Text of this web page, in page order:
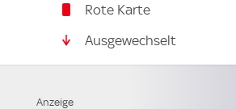
Rote Karte
Ausgewechselt